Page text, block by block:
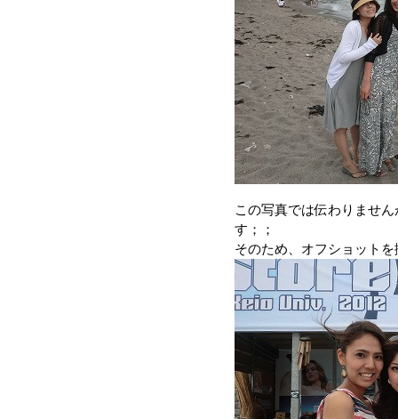
この写真では伝わりませ
す；；
そのため、オフショット